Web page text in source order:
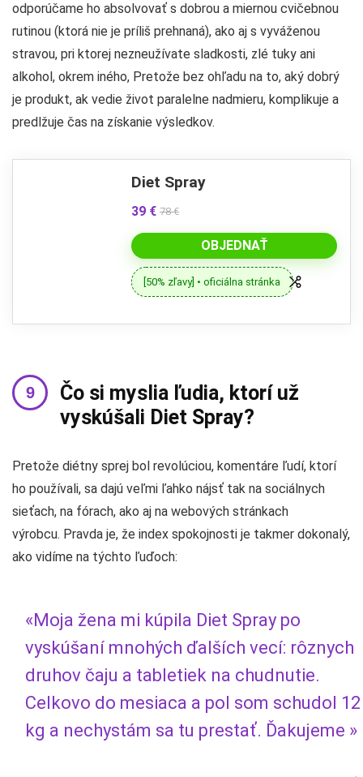
odporúčame ho absolvovať s dobrou a miernou cvičebnou
rutinou (ktorá nie je príliš prehnaná), ako aj s vyváženou
stravou, pri ktorej nezneužívate sladkosti, zlé tuky ani
alkohol, okrem iného, ​​Pretože bez ohľadu na to, aký dobrý
je produkt, ak vedie život paralelne nadmieru, komplikuje a
predlžuje čas na získanie výsledkov.
Diet Spray
39 € 78 €
OBJEDNAŤ
[50% zľavy] • oficiálna stránka
Čo si myslia ľudia, ktorí už
vyskúšali Diet Spray?
Pretože diétny sprej bol revolúciou, komentáre ľudí, ktorí
ho používali, sa dajú veľmi ľahko nájsť tak na sociálnych
sieťach, na fórach, ako aj na webových stránkach
výrobcu. Pravda je, že index spokojnosti je takmer dokonalý,
ako vidíme na týchto ľuďoch:
«Moja žena mi kúpila Diet Spray po
vyskúšaní mnohých ďalších vecí: rôznych
druhov čaju a tabletiek na chudnutie.
Celkovo do mesiaca a pol som schudol 12
kg a nechystám sa tu prestať. Ďakujeme »